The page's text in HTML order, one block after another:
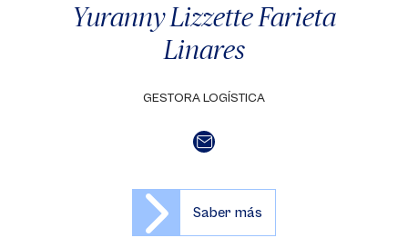
Yuranny Lizzette Farieta
Linares
GESTORA LOGÍSTICA
Saber más